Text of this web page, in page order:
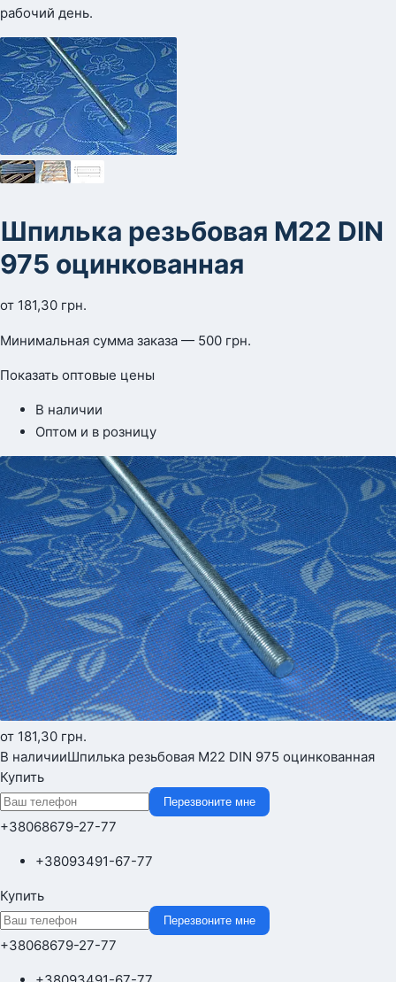
рабочий день.
Шпилька резьбовая М22 DIN
975 оцинкованная
от 181,30 грн.
Минимальная сумма заказа — 500 грн.
Показать оптовые цены
В наличии
Оптом и в розницу
от 181,30 грн.
В наличииШпилька резьбовая М22 DIN 975 оцинкованная
Купить
Перезвоните мне
+38068679-27-77
+38093491-67-77
Купить
Перезвоните мне
+38068679-27-77